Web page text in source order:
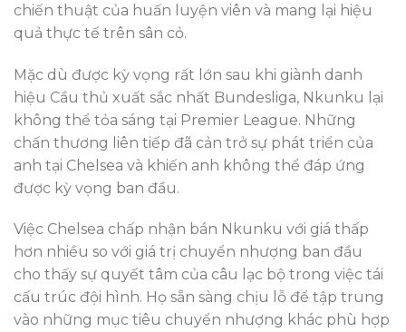
chiến thuật của huấn luyện viên và mang lại hiệu
quả thực tế trên sân cỏ.
Mặc dù được kỳ vọng rất lớn sau khi giành danh
hiệu Cầu thủ xuất sắc nhất Bundesliga, Nkunku lại
không thể tỏa sáng tại Premier League. Những
chấn thương liên tiếp đã cản trở sự phát triển của
anh tại Chelsea và khiến anh không thể đáp ứng
được kỳ vọng ban đầu.
Việc Chelsea chấp nhận bán Nkunku với giá thấp
hơn nhiều so với giá trị chuyển nhượng ban đầu
cho thấy sự quyết tâm của câu lạc bộ trong việc tái
cấu trúc đội hình. Họ sẵn sàng chịu lỗ để tập trung
vào những mục tiêu chuyển nhượng khác phù hợp